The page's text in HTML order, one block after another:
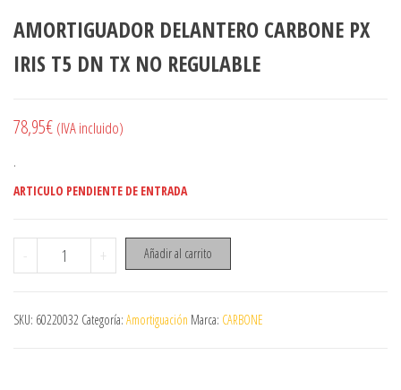
AMORTIGUADOR DELANTERO CARBONE PX
IRIS T5 DN TX NO REGULABLE
78,95€ (IVA incluido)
.
ARTICULO PENDIENTE DE ENTRADA
- AMORTIGUADOR DELANTERO CARBONE PX IRIS T5 DN TX NO
+ Añadir al carrito
SKU: 60220032 Categoría: Amortiguación Marca: CARBONE